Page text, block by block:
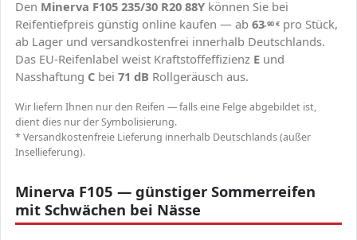
Den Minerva F105 235/30 R20 88Y können Sie bei
Reifentiefpreis günstig online kaufen — ab 63,90€ pro Stück,
ab Lager und versandkostenfrei innerhalb Deutschlands.
Das EU-Reifenlabel weist Kraftstoffeffizienz E und
Nasshaftung C bei 71 dB Rollgeräusch aus.
Wir liefern Ihnen nur den Reifen — falls eine Felge abgebildet ist,
dient dies nur der Symbolisierung.
* Versandkostenfreie Lieferung innerhalb Deutschlands (außer
Insellieferung).
Minerva F105 — günstiger Sommerreifen
mit Schwächen bei Nässe